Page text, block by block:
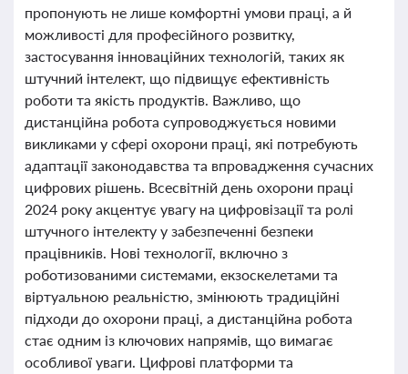
пропонують не лише комфортні умови праці, а й
можливості для професійного розвитку,
застосування інноваційних технологій, таких як
штучний інтелект, що підвищує ефективність
роботи та якість продуктів. Важливо, що
дистанційна робота супроводжується новими
викликами у сфері охорони праці, які потребують
адаптації законодавства та впровадження сучасних
цифрових рішень. Всесвітній день охорони праці
2024 року акцентує увагу на цифровізації та ролі
штучного інтелекту у забезпеченні безпеки
працівників. Нові технології, включно з
роботизованими системами, екзоскелетами та
віртуальною реальністю, змінюють традиційні
підходи до охорони праці, а дистанційна робота
стає одним із ключових напрямів, що вимагає
особливої уваги. Цифрові платформи та